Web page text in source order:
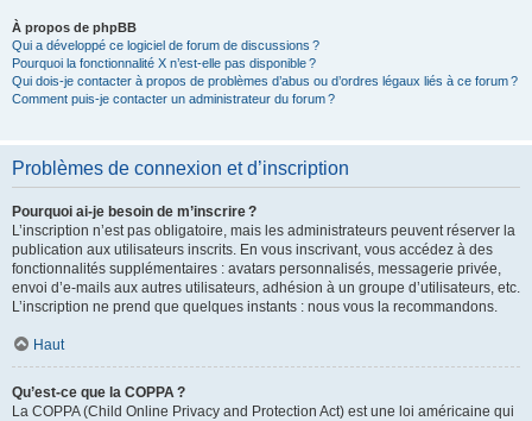
À propos de phpBB
Qui a développé ce logiciel de forum de discussions ?
Pourquoi la fonctionnalité X n’est-elle pas disponible ?
Qui dois-je contacter à propos de problèmes d’abus ou d’ordres légaux liés à ce forum ?
Comment puis-je contacter un administrateur du forum ?
Problèmes de connexion et d’inscription
Pourquoi ai-je besoin de m’inscrire ?
L’inscription n’est pas obligatoire, mais les administrateurs peuvent réserver la
publication aux utilisateurs inscrits. En vous inscrivant, vous accédez à des
fonctionnalités supplémentaires : avatars personnalisés, messagerie privée,
envoi d’e-mails aux autres utilisateurs, adhésion à un groupe d’utilisateurs, etc.
L’inscription ne prend que quelques instants : nous vous la recommandons.
Haut
Qu’est-ce que la COPPA ?
La COPPA (Child Online Privacy and Protection Act) est une loi américaine qui